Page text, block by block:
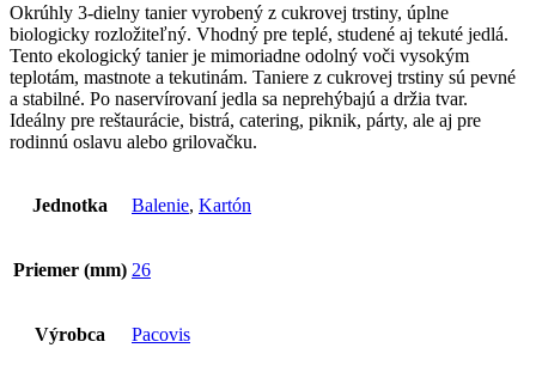
Okrúhly 3-dielny tanier vyrobený z cukrovej trstiny, úplne
biologicky rozložiteľný. Vhodný pre teplé, studené aj tekuté jedlá.
Tento ekologický tanier je mimoriadne odolný voči vysokým
teplotám, mastnote a tekutinám. Taniere z cukrovej trstiny sú pevné
a stabilné. Po naservírovaní jedla sa neprehýbajú a držia tvar.
Ideálny pre reštaurácie, bistrá, catering, piknik, párty, ale aj pre
rodinnú oslavu alebo grilovačku.
Jednotka Balenie, Kartón
Priemer (mm) 26
Výrobca Pacovis